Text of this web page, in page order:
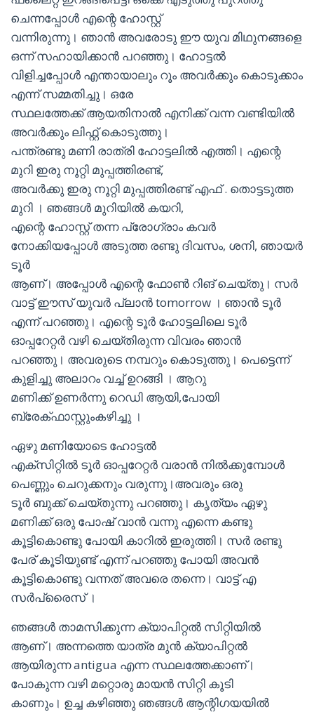
ചെന്നപ്പോൾ എന്റെ ഹോസ്റ്റ്
വന്നിരുന്നു। ഞാൻ അവരോടു ഈ യുവ മിഥുനങ്ങളെ
ഒന്ന് സഹായിക്കാൻ പറഞ്ഞു। ഹോട്ടൽ
വിളിച്ചപ്പോൾ എന്തായാലും റൂം അവർക്കും കൊടുക്കാം
എന്ന് സമ്മതിച്ചു। ഒരേ
സ്ഥലത്തേക്ക് ആയതിനാൽ എനിക്ക് വന്ന വണ്ടിയിൽ
അവർക്കും ലിഫ്റ്റ് കൊടുത്തു।
പന്ത്രണ്ടു മണി രാത്രി ഹോട്ടലിൽ എത്തി। എന്റെ
മുറി ഇരു നൂറ്റി മുപ്പത്തിരണ്ട്,
അവർക്കു ഇരു നൂറ്റി മുപ്പത്തിരണ്ട് എഫ് . തൊട്ടടുത്ത
മുറി । ഞങ്ങൾ മുറിയിൽ കയറി,
എന്റെ ഹോസ്റ്റ് തന്ന പ്രോഗ്രാം കവർ
നോക്കിയപ്പോൾ അടുത്ത രണ്ടു ദിവസം, ശനി, ഞായർ
ടൂർ
ആണ്। അപ്പോൾ എന്റെ ഫോൺ റിങ് ചെയ്തു। സർ
വാട്ട് ഈസ് യുവർ പ്ലാൻ tomorrow । ഞാൻ ടൂർ
എന്ന് പറഞ്ഞു। എന്റെ ടൂർ ഹോട്ടലിലെ ടൂർ
ഓപ്പറേറ്റർ വഴി ചെയ്തിരുന്ന വിവരം ഞാൻ
പറഞ്ഞു। അവരുടെ നമ്പറും കൊടുത്തു। പെട്ടെന്ന്
കുളിച്ചു അലാറം വച്ച് ഉറങ്ങി । ആറു
മണിക്ക് ഉണർന്നു റെഡി ആയി,പോയി
ബ്രേക്ഫാസ്റ്റുംകഴിച്ചു ।
ഏഴു മണിയോടെ ഹോട്ടൽ
എക്സിറ്റിൽ ടൂർ ഓപ്പറേറ്റർ വരാൻ നിൽക്കുമ്പോൾ
പെണ്ണും ചെറുക്കനും വരുന്നു।അവരും ഒരു
ടൂർ ബുക്ക് ചെയ്തുന്നു പറഞ്ഞു। കൃത്യം ഏഴു
മണിക്ക് ഒരു പോഷ് വാൻ വന്നു എന്നെ കണ്ടു
കൂട്ടികൊണ്ടു പോയി കാറിൽ ഇരുത്തി। സർ രണ്ടു
പേര് കൂടിയുണ്ട് എന്ന് പറഞ്ഞു പോയി അവൻ
കൂട്ടികൊണ്ടു വന്നത് അവരെ തന്നെ। വാട്ട് എ
സർപ്രൈസ് ।
ഞങ്ങൾ താമസിക്കുന്ന ക്യാപിറ്റൽ സിറ്റിയിൽ
ആണ്। അന്നത്തെ യാത്ര മുൻ ക്യാപിറ്റൽ
ആയിരുന്ന antigua എന്ന സ്ഥലത്തേക്കാണ്।
പോകുന്ന വഴി മറ്റൊരു മായൻ സിറ്റി കൂടി
കാണും। ഉച്ച കഴിഞ്ഞു ഞങ്ങൾ ആന്റിഗയയിൽ